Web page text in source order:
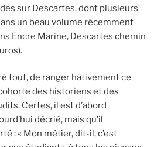
sur Descartes, dont plusieurs
un beau volume récemment
Encre Marine, Descartes chemin
tout, de ranger hâtivement ce
des historiens et des
Certes, il est d’abord
décrié, mais qu’il
: « Mon métier, dit-il, c’est